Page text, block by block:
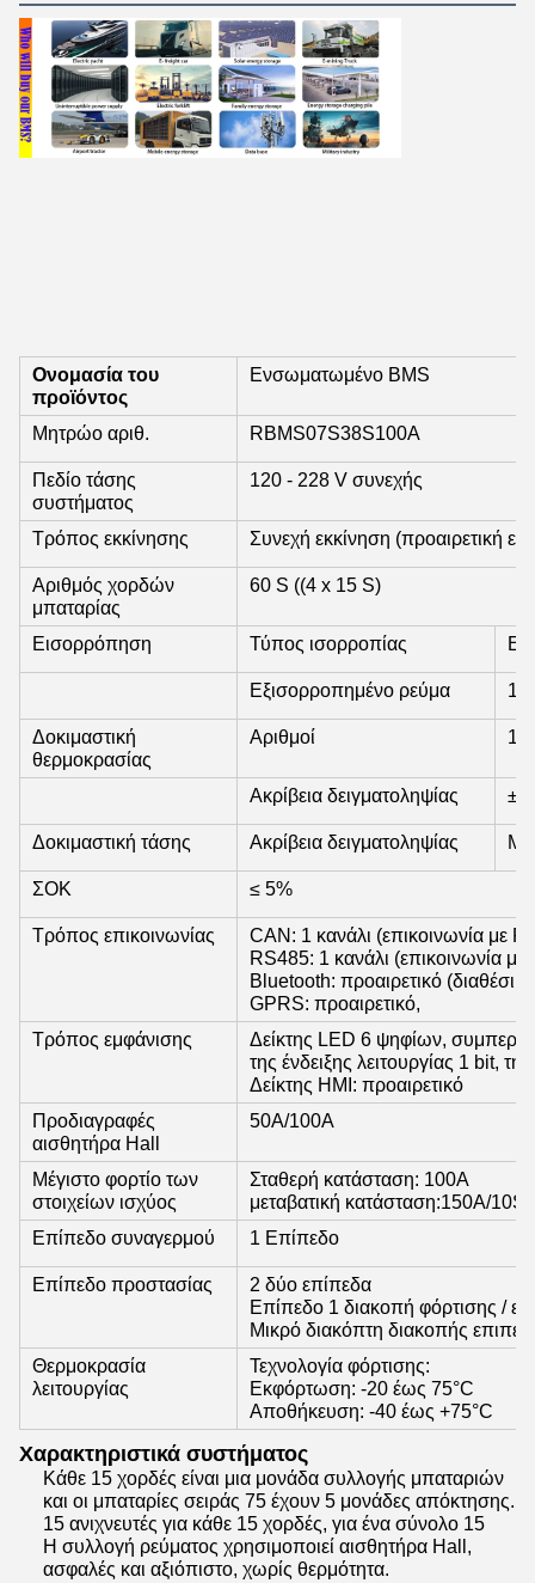
Ονομασία του
προϊόντος
Ενσωματωμένο BMS
Μητρώο αριθ. RBMS07S38S100A
Πεδίο τάσης
συστήματος
120 - 228 V συνεχής
Τρόπος εκκίνησης Συνεχή εκκίνηση (προαιρετική
Αριθμός χορδών
μπαταρίας
60 S ((4 x 15 S)
Εισορρόπηση Τύπος ισορροπίας
Εξισορροπημένο ρεύμα
Δοκιμαστική
θερμοκρασίας
Αριθμοί 12
Ακρίβεια δειγματοληψίας ±
Δοκιμαστική τάσης Ακρίβεια δειγματοληψίας
ΣΟΚ ≤ 5%
Τρόπος επικοινωνίας
CAN: 1 κανάλι (επικοινωνία με
RS485: 1 κανάλι (επικοινωνία
Bluetooth: προαιρετικό
GPRS: προαιρετικό,
Τρόπος εμφάνισης
Δείκτης LED 6 ψηφίων,
της ένδειξης λειτουργίας 1 bit,
Δείκτης HMI: προαιρετικό
Προδιαγραφές
αισθητήρα Hall
50A/100A
Μέγιστο φορτίο των
στοιχείων ισχύος
Σταθερή κατάσταση: 100A
μεταβατική κατάσταση:150A/
Επίπεδο συναγερμού
1 Επίπεδο
Επίπεδο προστασίας
2 δύο επίπεδα
Επίπεδο 1 διακοπή φόρτισης /
Μικρό διακόπτη διακοπής
Θερμοκρασία
λειτουργίας
Τεχνολογία φόρτισης:
Εκφόρτωση: -20 έως 75°C
Αποθήκευση: -40 έως +75°C
Χαρακτηριστικά συστήματος
Κάθε 15 χορδές είναι μια μονάδα συλλογής μπαταριών
και οι μπαταρίες σειράς 75 έχουν 5 μονάδες απόκτησης.
15 ανιχνευτές για κάθε 15 χορδές, για ένα σύνολο 15
Η συλλογή ρεύματος χρησιμοποιεί αισθητήρα Hall,
ασφαλές και αξιόπιστο, χωρίς θερμότητα.